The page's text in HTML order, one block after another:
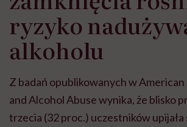
ryzyko
alkoholu
Z badań opublikowanych w
and Alcohol Abuse wynika, że blisko
trzecia (32 proc.) uczestników upijała